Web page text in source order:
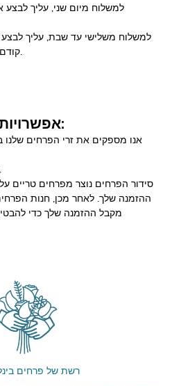
למשלוח מיום שני, עליך
למשלוח משלישי עד שבת, עליך
קודם לכן עד השעה 16:00.
אפשרויות משלוח במדיירה:
אנו מספקים את זרי הפרחים שלנו
15 אירו
סידור הפרחים נוצר מפרחים טריים
ההזמנה שלך. לאחר מכן, חנות
מקבל ההזמנה שלך כדי
רשת של פרחים